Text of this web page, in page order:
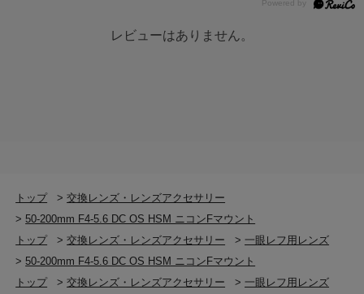
レビューはありません。
トップ >交換レンズ・レンズアクセサリー
>50-200mm F4-5.6 DC OS HSM ニコンFマウント
トップ
>交換レンズ・レンズアクセサリー >一眼レフ用レンズ
>50-200mm F4-5.6 DC OS HSM ニコンFマウント
トップ
>交換レンズ・レンズアクセサリー >一眼レフ用レンズ